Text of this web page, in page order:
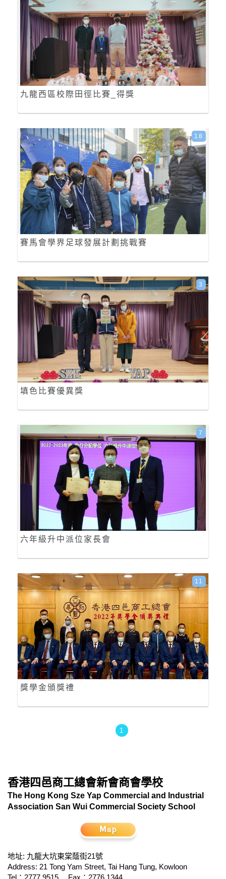
九龍西區校際田徑比賽_得獎
賽馬會學界足球發展計劃挑戰賽
18
填色比賽優異獎
3
六年級升中派位家長會
7
獎學金頒獎禮
11
1
香港四邑商工總會新會商會學校
The Hong Kong Sze Yap Commercial and Industrial
Association San Wui Commercial Society School
地址: 九龍大坑東棠蔭街21號
Address: 21 Tong Yam Street, Tai Hang Tung, Kowloon
Tel：2777 9515
Fax：2776 1344